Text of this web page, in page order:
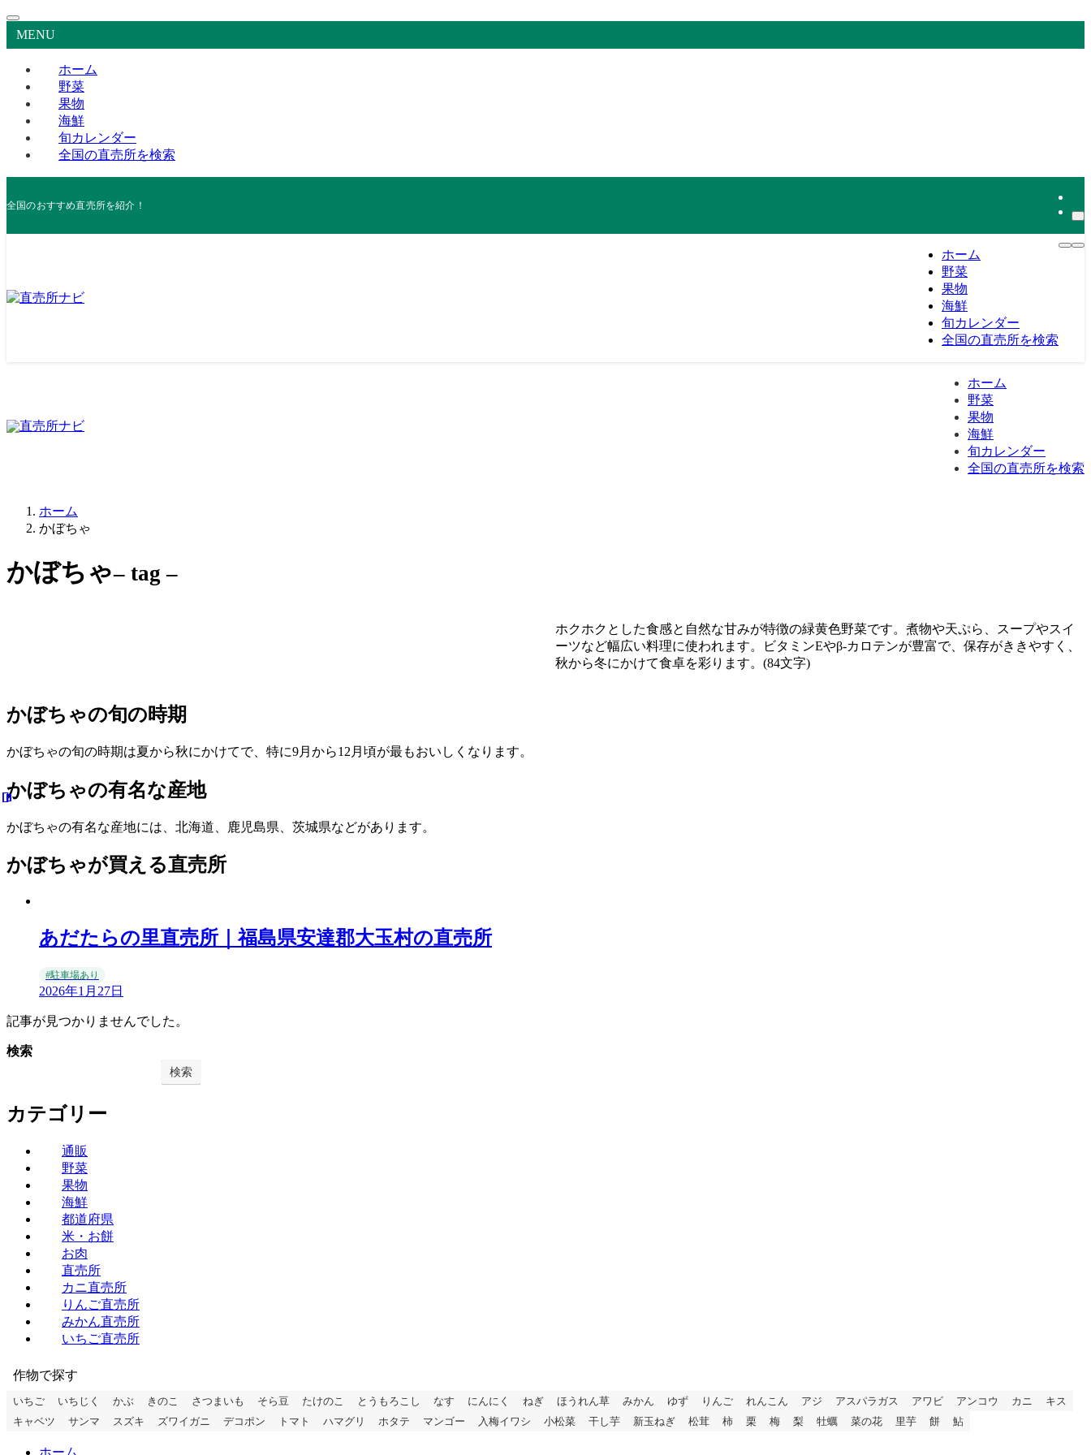
MENU
ホーム
野菜
果物
海鮮
旬カレンダー
全国の直売所を検索
全国のおすすめ直売所を紹介！
ホーム
野菜
果物
海鮮
旬カレンダー
全国の直売所を検索
ホーム
野菜
果物
海鮮
旬カレンダー
全国の直売所を検索
ホーム
かぼちゃ
かぼちゃ– tag –
ホクホクとした食感と自然な甘みが特徴の緑黄色野菜です。煮物や天ぷら、スープやスイ
ーツなど幅広い料理に使われます。ビタミンEやβ-カロテンが豊富で、保存がききやすく、
秋から冬にかけて食卓を彩ります。(84文字)
かぼちゃの旬の時期
かぼちゃの旬の時期は夏から秋にかけてで、特に9月から12月頃が最もおいしくなります。
かぼちゃの有名な産地
かぼちゃの有名な産地には、北海道、鹿児島県、茨城県などがあります。
かぼちゃが買える直売所
あだたらの里直売所｜福島県安達郡大玉村の直売所
#駐車場あり
2026年1月27日
記事が見つかりませんでした。
検索
検索
カテゴリー
通販
野菜
果物
海鮮
都道府県
米・お餅
お肉
直売所
カニ直売所
りんご直売所
みかん直売所
いちご直売所
作物で探す
いちご いちじく かぶ きのこ さつまいも そら豆 たけのこ とうもろこし なす にんにく ねぎ ほうれん草 みかん ゆず りんご れんこん アジ アスパラガス アワビ アンコウ カニ
キス
キャベツ
サンマ スズキ ズワイガニ デコポン トマト ハマグリ ホタテ マンゴー 入梅イワシ 小松菜 干し芋 新玉ねぎ 松茸 柿 栗 梅 梨 牡蠣 菜の花 里芋 餅 鮎
ホーム